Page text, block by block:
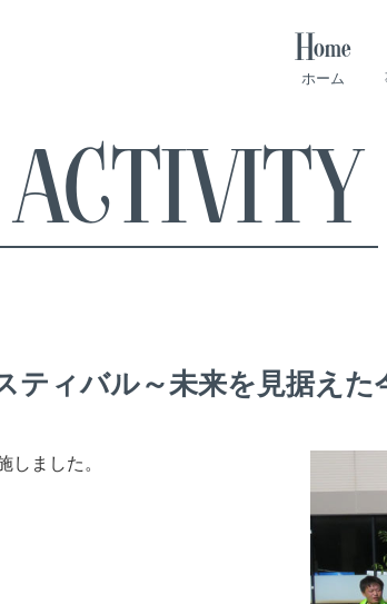
Home
ホーム
ACTIVITY
ティバル～未来を見据え
ました。